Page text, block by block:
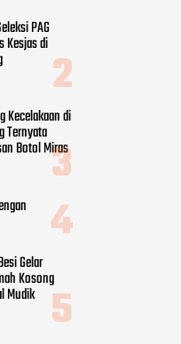
PAG
Kesjas di
Kecelakaan di
Ternyata
Botol Miras
Gelar
Kosong
Mudik